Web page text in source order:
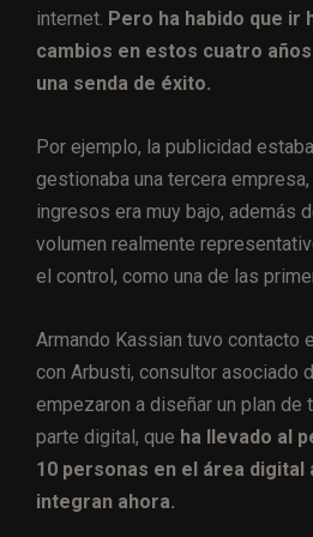
internet. Pero ha habido que ir
cambios en estos cuatro
una senda de éxito.
Por ejemplo, la publicidad
gestionaba una tercera
ingresos era muy bajo, además
volumen realmente
el control, como una de las
Armando Kassian tuvo contacto
con Arbusti, consultor asociado
empezaron a diseñar un plan de
parte digital, que ha llevado al
10 personas en el área digital
integran ahora.